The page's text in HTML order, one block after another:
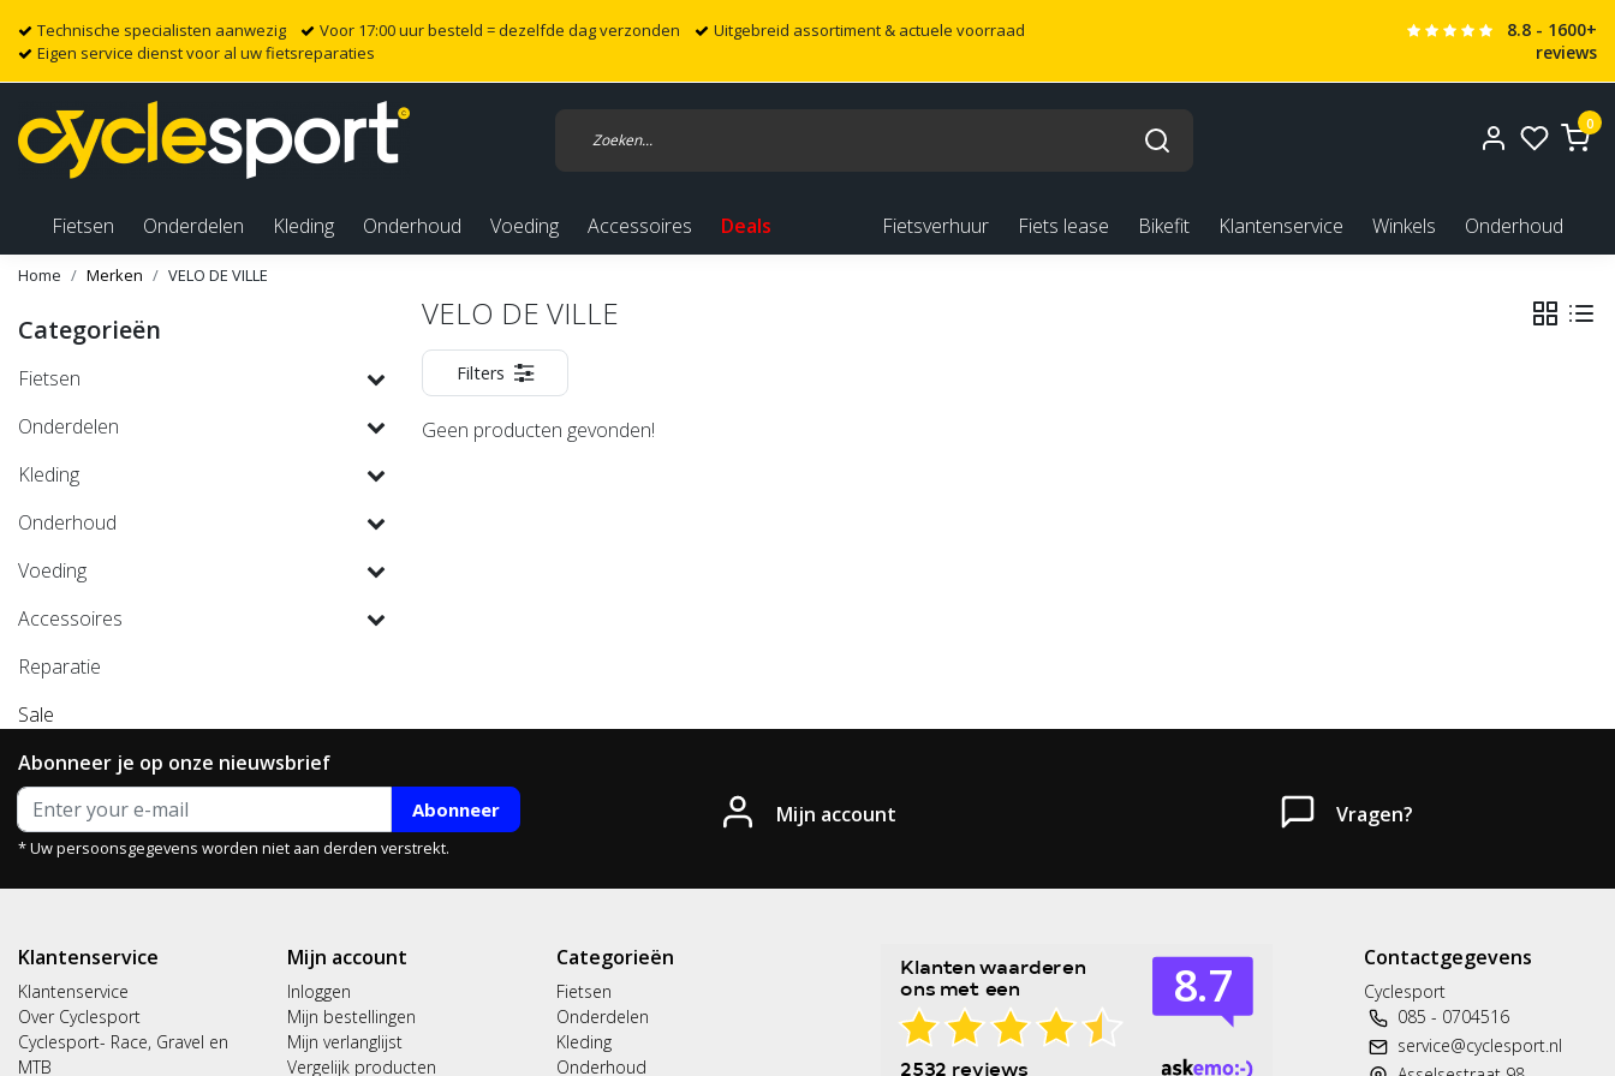
Technische specialisten aanwezig Voor 17:00 uur besteld = dezelfde dag verzonden
Uitgebreid assortiment & actuele voorraad
Eigen service dienst voor al uw fietsreparaties
8.8 - 1600+
reviews
0
Fietsen Onderdelen Kleding Onderhoud Voeding Accessoires Deals Fietsverhuur Fiets lease Bikefit Klantenservice Winkels Onderhoud
Home Merken VELO DE VILLE
Categorieën
Fietsen
Onderdelen
Kleding
Onderhoud
Voeding
Accessoires
Reparatie
Sale
VELO DE VILLE
Filters
Geen producten gevonden!
Abonneer je op onze nieuwsbrief
Abonneer
* Uw persoonsgegevens worden niet aan derden verstrekt.
Mijn account Vragen?
Klantenservice
Klantenservice
Over Cyclesport
Cyclesport- Race, Gravel en
MTB
Mijn account
Inloggen
Mijn bestellingen
Mijn verlanglijst
Vergelijk producten
Categorieën
Fietsen
Onderdelen
Kleding
Onderhoud
Contactgegevens
Cyclesport
085 - 0704516
service@cyclesport.nl